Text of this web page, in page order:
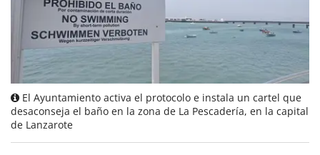
El Ayuntamiento activa el protocolo e instala un cartel que
desaconseja el baño en la zona de La Pescadería, en la capital
de Lanzarote